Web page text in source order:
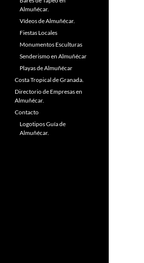
Almuñécar.
Vídeos de Almuñécar.
Fiestas Locales
Monumentos Esculturas
Senderismo en Almuñécar
Playas de Almuñécar
Costa Tropical de Granada.
Directorio de Empresas en
Almuñécar.
Contacto
Logotipos Guía de
Almuñécar.